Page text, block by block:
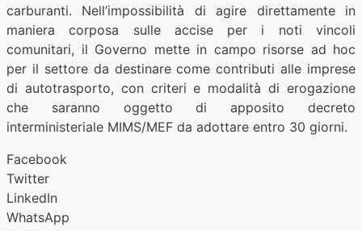
carburanti. Nell’impossibilità di agire direttamente in
maniera corposa sulle accise per i noti vincoli
comunitari, il Governo mette in campo risorse ad hoc
per il settore da destinare come contributi alle imprese
di autotrasporto, con criteri e modalità di erogazione
che saranno oggetto di apposito decreto
interministeriale MIMS/MEF da adottare entro 30 giorni.
Facebook
Twitter
LinkedIn
WhatsApp